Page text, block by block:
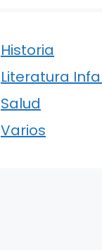
Historia
Literatura
Salud
Varios